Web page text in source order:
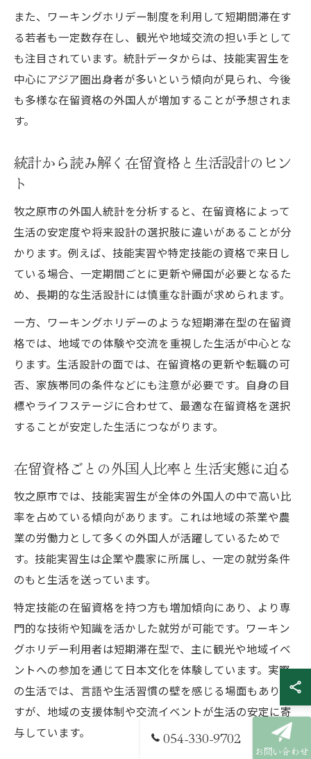
また、ワーキングホリデー制度を利用して短期間滞在す
る若者も一定数存在し、観光や地域交流の担い手として
も注目されています。統計データからは、技能実習生を
中心にアジア圏出身者が多いという傾向が見られ、今後
も多様な在留資格の外国人が増加することが予想されま
す。
統計から読み解く在留資格と生活設計のヒン
ト
牧之原市の外国人統計を分析すると、在留資格によって
生活の安定度や将来設計の選択肢に違いがあることが分
かります。例えば、技能実習や特定技能の資格で来日し
ている場合、一定期間ごとに更新や帰国が必要となるた
め、長期的な生活設計には慎重な計画が求められます。
一方、ワーキングホリデーのような短期滞在型の在留資
格では、地域での体験や交流を重視した生活が中心とな
ります。生活設計の面では、在留資格の更新や転職の可
否、家族帯同の条件などにも注意が必要です。自身の目
標やライフステージに合わせて、最適な在留資格を選択
することが安定した生活につながります。
在留資格ごとの外国人比率と生活実態に迫る
牧之原市では、技能実習生が全体の外国人の中で高い比
率を占めている傾向があります。これは地域の茶業や農
業の労働力として多くの外国人が活躍しているためで
す。技能実習生は企業や農家に所属し、一定の就労条件
のもと生活を送っています。
特定技能の在留資格を持つ方も増加傾向にあり、より専
門的な技術や知識を活かした就労が可能です。ワーキン
グホリデー利用者は短期滞在型で、主に観光や地域イベ
ントへの参加を通じて日本文化を体験しています。実際
の生活では、言語や生活習慣の壁を感じる場面もありま
すが、地域の支援体制や交流イベントが生活の安定に寄
与しています。
054-330-9702
お問い合わせ